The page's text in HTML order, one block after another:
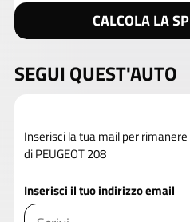
CALCOLA LA
SEGUI QUEST'AUTO
Inserisci la tua mail per
di PEUGEOT 208
Inserisci il tuo indirizzo email